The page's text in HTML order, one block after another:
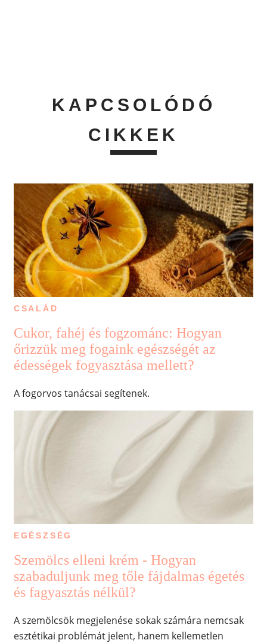
KAPCSOLÓDÓ
CIKKEK
CSALÁD
Cukor, fahéj és fogzománc: Hogyan
őrizzük meg fogaink egészségét az
édességek fogyasztása mellett?
A fogorvos tanácsai segítenek.
EGÉSZSÉG
Szemölcs elleni krém - Hogyan
szabaduljunk meg tőle fájdalmas égetés
és fagyasztás nélkül?
A szemölcsök megjelenése sokak számára nemcsak
esztétikai problémát jelent, hanem kellemetlen